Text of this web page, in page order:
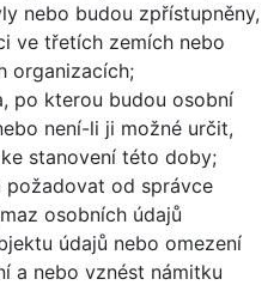
nebo budou zpřístupněny,
ve třetích zemích nebo
organizacích;
po kterou budou osobní
není-li ji možné určit,
stanovení této doby;
požadovat od správce
osobních údajů
údajů nebo omezení
a nebo vznést námitku